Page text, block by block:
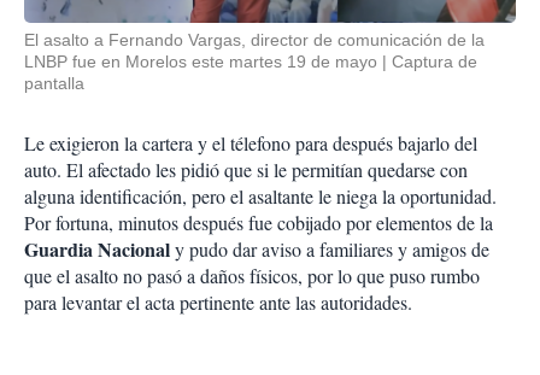
El asalto a Fernando Vargas, director de comunicación de la
LNBP fue en Morelos este martes 19 de mayo
Captura de
pantalla
Le exigieron la cartera y el télefono para después bajarlo del
auto. El afectado les pidió que si le permitían quedarse con
alguna identificación, pero el asaltante le niega la oportunidad.
Por fortuna, minutos después fue cobijado por elementos de la
Guardia Nacionaly pudo dar aviso a familiares y amigos de
que el asalto no pasó a daños físicos, por lo que puso rumbo
para levantar el acta pertinente ante las autoridades.